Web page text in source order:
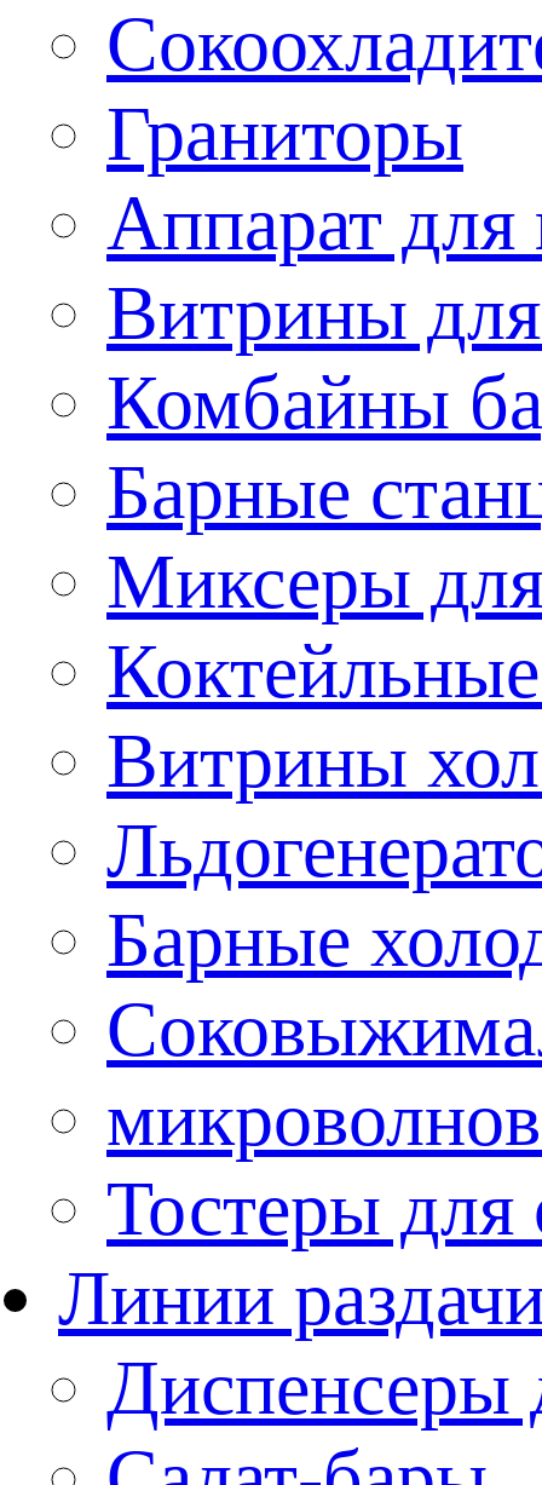
Граниторы
Аппарат для
Витрины
Комбайны
Барные
Миксеры
Витрины
Барные
Тостеры
Линии
Диспенсеры